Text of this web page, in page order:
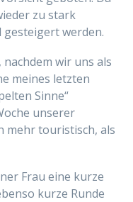
zu stark
werden.
wir uns als
meines letzten
Sinne“
unserer
mehr touristisch, als
Frau eine kurze
kurze Runde